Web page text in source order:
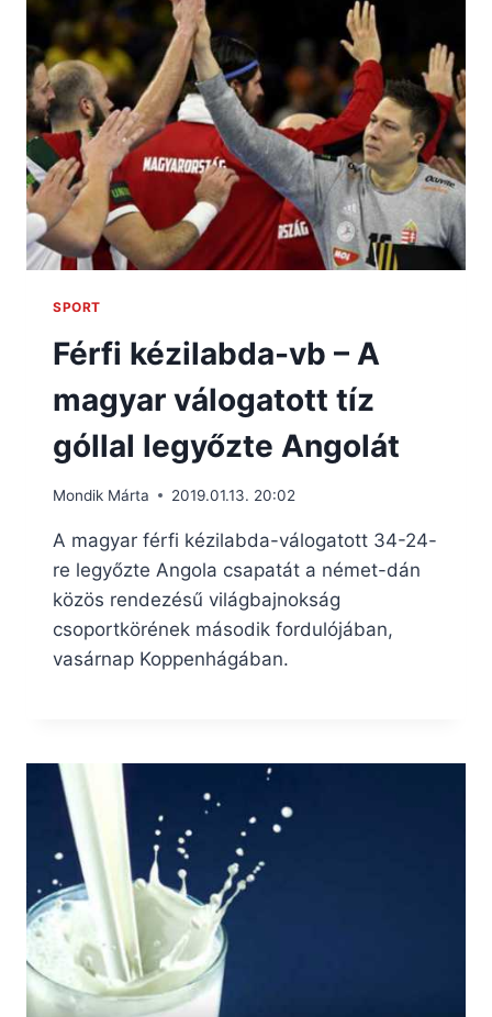
SPORT
Férfi kézilabda-vb – A
magyar válogatott tíz
góllal legyőzte Angolát
Mondik Márta 2019.01.13. 20:02
A magyar férfi kézilabda-válogatott 34-24-
re legyőzte Angola csapatát a német-dán
közös rendezésű világbajnokság
csoportkörének második fordulójában,
vasárnap Koppenhágában.